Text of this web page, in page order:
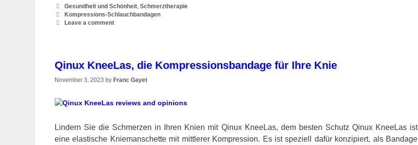
Categories
Gesundheit und Schönheit,Schmerztherapie
Tags
Kompressions-Schlauchbandagen
Leave a comment
Qinux KneeLas, die Kompressionsbandage für Ihre Knie
November 3, 2023 by Franc Gayet
Lindern Sie die Schmerzen in Ihren Knien mit Qinux KneeLas, dem besten Schutz Qinux KneeLas ist
eine elastische Kniemanschette mit mittlerer Kompression. Es ist speziell dafür konzipiert, als Bandage